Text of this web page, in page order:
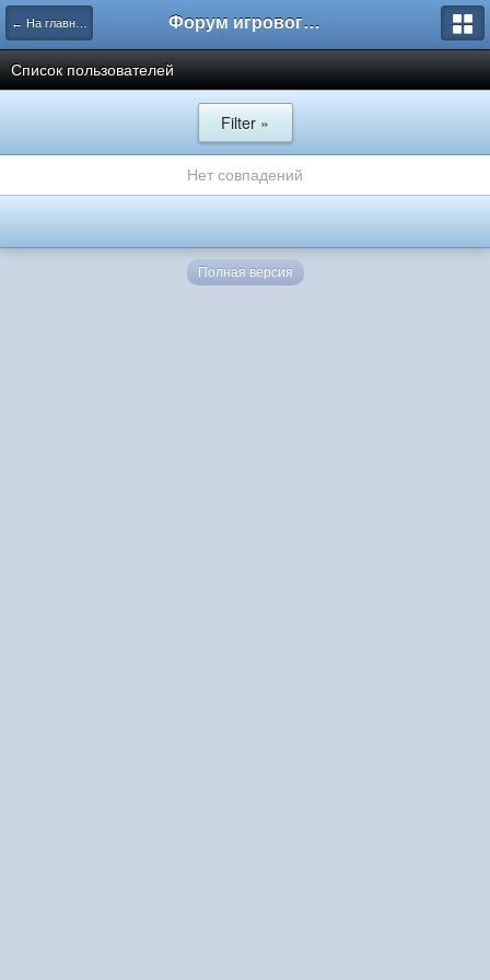
← На главную Форум игрового проекта Riverrise
Список пользователей
Filter »
Нет совпадений
Полная версия